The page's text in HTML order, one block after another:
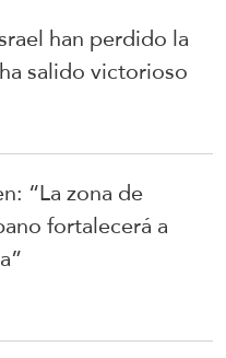
han perdido la
salido victorioso
“La zona de
fortalecerá a